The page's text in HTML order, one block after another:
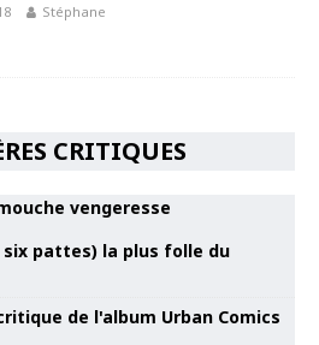
Stéphane
CRITIQUES
six pattes) la plus folle du